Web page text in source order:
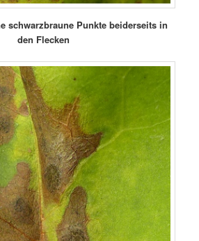
schwarzbraune Punkte beiderseits in
den Flecken